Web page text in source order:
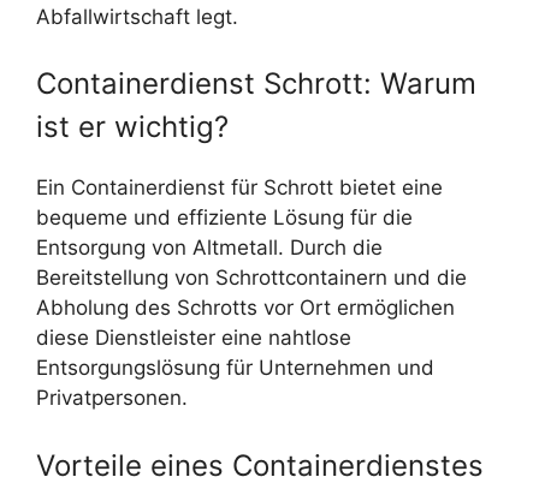
Abfallwirtschaft legt.
Containerdienst Schrott: Warum
ist er wichtig?
Ein Containerdienst für Schrott bietet eine
bequeme und effiziente Lösung für die
Entsorgung von Altmetall. Durch die
Bereitstellung von Schrottcontainern und die
Abholung des Schrotts vor Ort ermöglichen
diese Dienstleister eine nahtlose
Entsorgungslösung für Unternehmen und
Privatpersonen.
Vorteile eines Containerdienstes